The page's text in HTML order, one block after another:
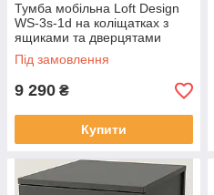
Тумба мобільна Loft Design
WS-3s-1d на коліщатках з
ящиками та дверцятами
Під замовлення
9 290 ₴
Купити